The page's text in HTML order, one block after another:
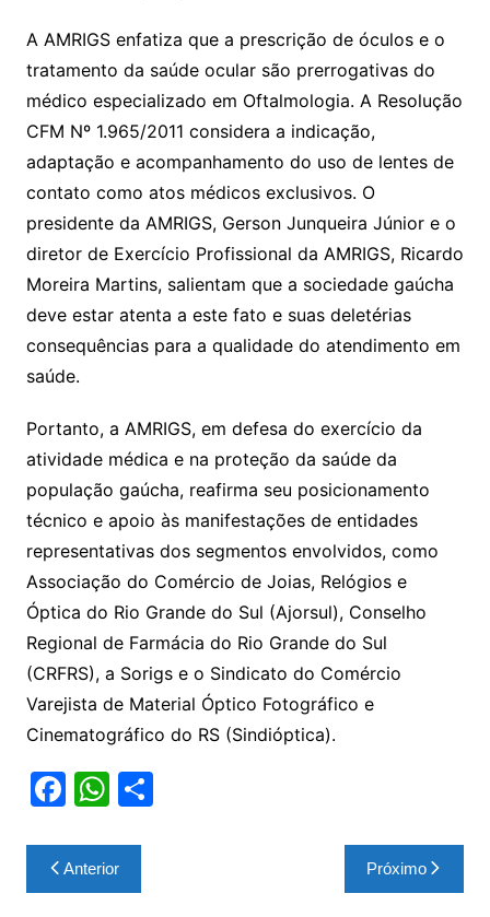
A AMRIGS enfatiza que a prescrição de óculos e o
tratamento da saúde ocular são prerrogativas do
médico especializado em Oftalmologia. A Resolução
CFM Nº 1.965/2011 considera a indicação,
adaptação e acompanhamento do uso de lentes de
contato como atos médicos exclusivos. O
presidente da AMRIGS, Gerson Junqueira Júnior e o
diretor de Exercício Profissional da AMRIGS, Ricardo
Moreira Martins, salientam que a sociedade gaúcha
deve estar atenta a este fato e suas deletérias
consequências para a qualidade do atendimento em
saúde.
Portanto, a AMRIGS, em defesa do exercício da
atividade médica e na proteção da saúde da
população gaúcha, reafirma seu posicionamento
técnico e apoio às manifestações de entidades
representativas dos segmentos envolvidos, como
Associação do Comércio de Joias, Relógios e
Óptica do Rio Grande do Sul (Ajorsul), Conselho
Regional de Farmácia do Rio Grande do Sul
(CRFRS), a Sorigs e o Sindicato do Comércio
Varejista de Material Óptico Fotográfico e
Cinematográfico do RS (Sindióptica).
F
c
e
W
at
s
S
Navegação
de
Anterior Próximo